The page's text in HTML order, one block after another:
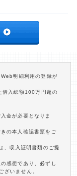
明細利用の登録が
借入総額100万円超の
金が必要となりま
の本人確認書類をご
、収入証明書類のご提
感想であり、必ずし
ざいません。